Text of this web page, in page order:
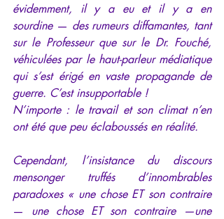
évidemment, il y a eu et il y a en
sourdine — des rumeurs diffamantes, tant
sur le Professeur que sur le Dr. Fouché,
véhiculées par le haut-parleur médiatique
qui s’est érigé en vaste propagande de
guerre. C’est insupportable !
N’importe : le travail et son climat n’en
ont été que peu éclaboussés en réalité.
Cependant, l’insistance du discours
mensonger truffés d’innombrables
paradoxes « une chose ET son contraire
— une chose ET son contraire —une